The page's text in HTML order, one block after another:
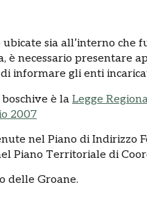
sia all’interno che
necessario presentare
informare gli enti
è la Legge
2007
nel Piano di Indirizzo
Piano Territoriale di
delle Groane.